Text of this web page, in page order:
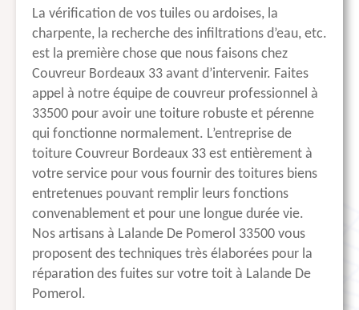
La vérification de vos tuiles ou ardoises, la
charpente, la recherche des infiltrations d’eau, etc.
est la première chose que nous faisons chez
Couvreur Bordeaux 33 avant d’intervenir. Faites
appel à notre équipe de couvreur professionnel à
33500 pour avoir une toiture robuste et pérenne
qui fonctionne normalement. L’entreprise de
toiture Couvreur Bordeaux 33 est entièrement à
votre service pour vous fournir des toitures biens
entretenues pouvant remplir leurs fonctions
convenablement et pour une longue durée vie.
Nos artisans à Lalande De Pomerol 33500 vous
proposent des techniques très élaborées pour la
réparation des fuites sur votre toit à Lalande De
Pomerol.